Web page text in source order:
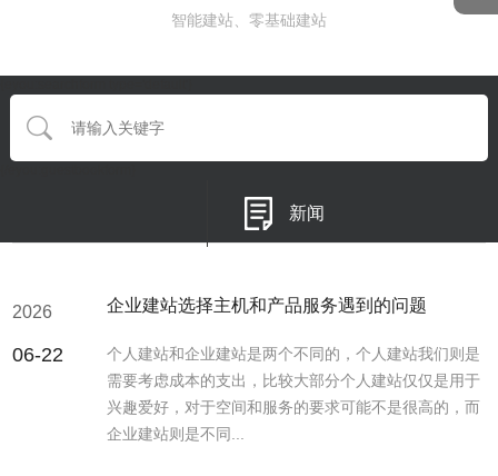
智能建站、零基础建站
新闻
2026
06-22
企业建站选择主机和产品服务遇到的问题
个人建站和企业建站是两个不同的，个人建站我们则是
需要考虑成本的支出，比较大部分个人建站仅仅是用于
兴趣爱好，对于空间和服务的要求可能不是很高的，而
企业建站则是不同...